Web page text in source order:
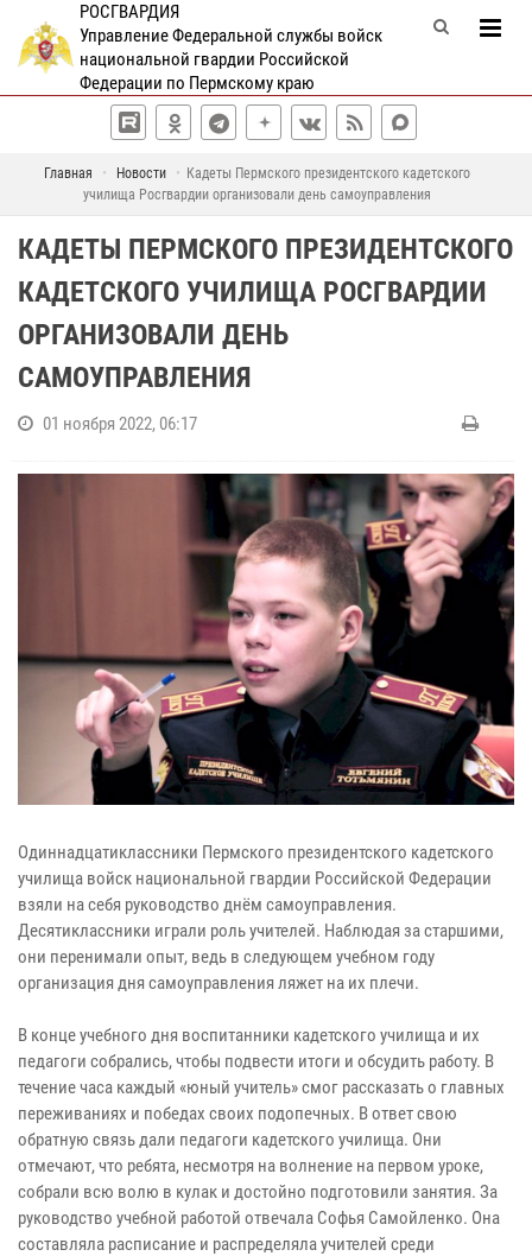
РОСГВАРДИЯ
Управление Федеральной службы войск
национальной гвардии Российской
Федерации по Пермскому краю
Главная Новости
Кадеты Пермского президентского кадетского
училища Росгвардии организовали день самоуправления
КАДЕТЫ ПЕРМСКОГО ПРЕЗИДЕНТСКОГО
КАДЕТСКОГО УЧИЛИЩА РОСГВАРДИИ
ОРГАНИЗОВАЛИ ДЕНЬ
САМОУПРАВЛЕНИЯ
01 ноября 2022, 06:17
Одиннадцатиклассники Пермского президентского кадетского
училища войск национальной гвардии Российской Федерации
взяли на себя руководство днём самоуправления.
Десятиклассники играли роль учителей. Наблюдая за старшими,
они перенимали опыт, ведь в следующем учебном году
организация дня самоуправления ляжет на их плечи.
В конце учебного дня воспитанники кадетского училища и их
педагоги собрались, чтобы подвести итоги и обсудить работу. В
течение часа каждый «юный учитель» смог рассказать о главных
переживаниях и победах своих подопечных. В ответ свою
обратную связь дали педагоги кадетского училища. Они
отмечают, что ребята, несмотря на волнение на первом уроке,
собрали всю волю в кулак и достойно подготовили занятия. За
руководство учебной работой отвечала Софья Самойленко. Она
составляла расписание и распределяла учителей среди